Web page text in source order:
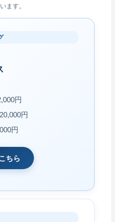
ます。
円
円
円
ちら